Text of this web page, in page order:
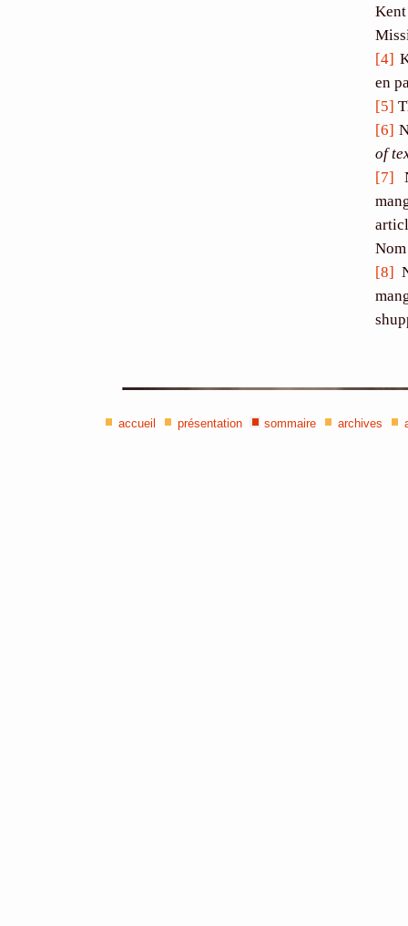
[4]
en
[5]
[6]
of
[7]
[8]
accueil présentation sommaire archives